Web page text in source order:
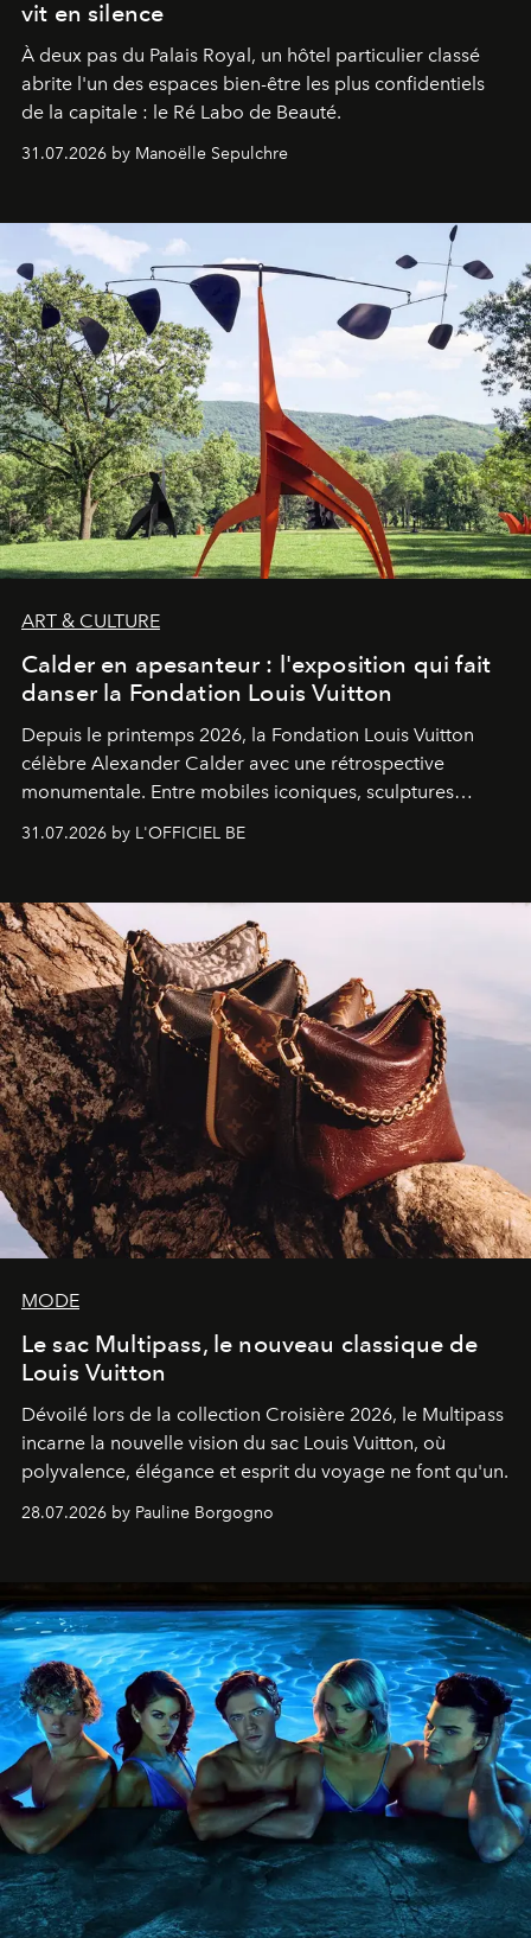
vit en silence
À deux pas du Palais Royal, un hôtel particulier classé
abrite l'un des espaces bien-être les plus confidentiels
de la capitale : le Ré Labo de Beauté.
31.07.2026 by Manoëlle Sepulchre
ART & CULTURE
Calder en apesanteur : l'exposition qui fait
danser la Fondation Louis Vuitton
Depuis le printemps 2026, la Fondation Louis Vuitton
célèbre Alexander Calder avec une rétrospective
monumentale. Entre mobiles iconiques, sculptures
américain investit les espaces imaginés par Frank Gehry
sculpture.
31.07.2026 by L'OFFICIEL BE
MODE
Le sac Multipass, le nouveau classique de
Louis Vuitton
Dévoilé lors de la collection Croisière 2026, le Multipass
incarne la nouvelle vision du sac Louis Vuitton, où
polyvalence, élégance et esprit du voyage ne font qu'un.
28.07.2026 by Pauline Borgogno